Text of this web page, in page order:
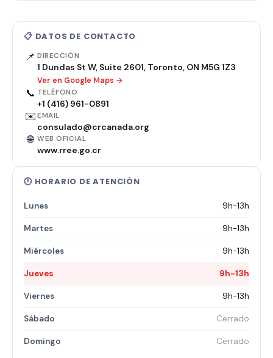
📋 DATOS DE CONTACTO
📌 DIRECCIÓN
1 Dundas St W, Suite 2601, Toronto, ON M5G 1Z3
Ver en Google Maps →
📞 TELÉFONO
+1 (416) 961-0891
✉️ EMAIL
consulado@crcanada.org
🌐 WEB OFICIAL
www.rree.go.cr
🕐 HORARIO DE ATENCIÓN
Lunes 9h-13h
Martes 9h-13h
Miércoles 9h-13h
Jueves 9h-13h
Viernes 9h-13h
Sábado Cerrado
Domingo Cerrado